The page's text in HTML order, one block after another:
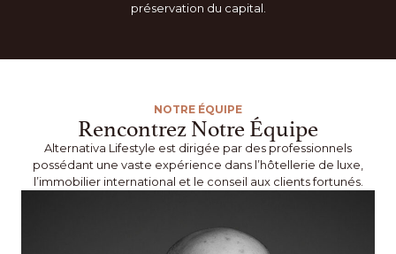
préservation du capital.
NOTRE ÉQUIPE
Rencontrez Notre Équipe
Alternativa Lifestyle est dirigée par des professionnels
possédant une vaste expérience dans l’hôtellerie de luxe,
l’immobilier international et le conseil aux clients fortunés.